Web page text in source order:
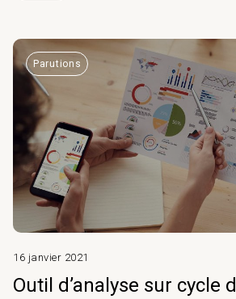
Parutions
16 janvier 2021
Outil d’analyse sur cycle